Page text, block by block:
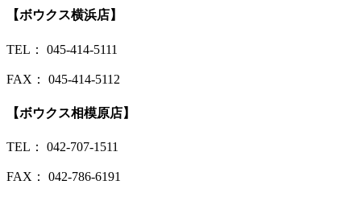
【ボウクス横浜店】
TEL： 045-414-5111
FAX： 045-414-5112
【ボウクス相模原店】
TEL： 042-707-1511
FAX： 042-786-6191